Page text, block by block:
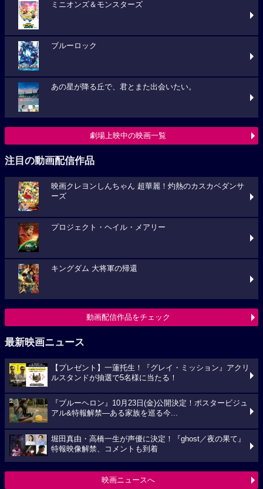
ミニオンズ＆モンスターズ
ブルーロック
あの星が降る丘で、君とまた出会いたい。
劇場上映中の映画一覧
注目の動画配信作品
映画クレヨンしんちゃん 超華麗！灼熱のカスカベダンサ
ーズ
プロジェクト・ヘイル・メアリー
キングダム 大将軍の帰還
動画配信作品をチェック
最新映画ニュース
【プレゼント】一蓮托生！『グレイ・ミッション』アクリ
ルスタンドが抽選で5名様に当たる！
『ブルーヘロン』10月23日(金)公開決定！ポスタービジュ
アル&特報解禁―ある家族を巡る今...
堀田真由・高橋一生が声優に決定！『ghost／夜の果て』
特報映像解禁、コメントも到着
映画ニュースへ